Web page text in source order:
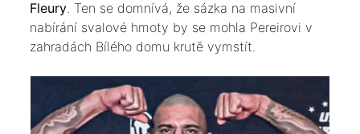
Fleury. Ten se domnívá, že sázka na masivní
nabírání svalové hmoty by se mohla Pereirovi v
zahradách Bílého domu krutě vymstít.